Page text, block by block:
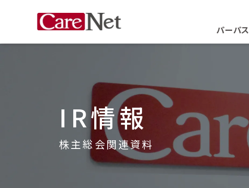
パーパス
IR情報
株主総会関連資料